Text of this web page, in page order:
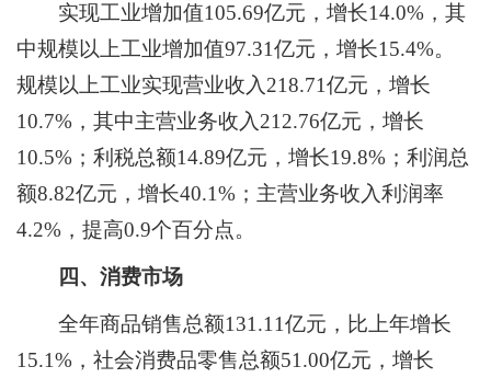
实现工业增加值105.69亿元，增长14.0%，其
中规模以上工业增加值97.31亿元，增长15.4%。
规模以上工业实现营业收入218.71亿元，增长
10.7%，其中主营业务收入 212.76亿元，增长
10.5%；利税总额14.89亿元，增长19.8%；利润总
额8.82亿元，增长40.1%；主营业务收入利润率
4.2%，提高0.9个百分点。
四、 消费市场
全年商品销售总额1 31 .11亿元，比上年增长
1 5.1%，社会消费品零售总额51.00亿元，增长